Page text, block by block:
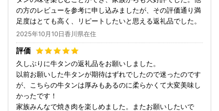
の方のレビューを参考に申し込みましたが、その評価通り満
足度はとても高く、リピートしたいと思える返礼品でした。
2025年10月10日香川県在住
久しぶりに牛タンの返礼品をお願いしました。
以前お願いした牛タンが期待はずれでしたので迷ったのです
が、こちらの牛タンは厚みもあるのに柔らかくて大変美味し
かったです！
家族みんなで焼き肉を楽しめました。またお願いしたいで